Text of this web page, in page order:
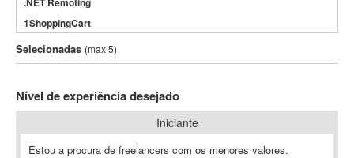
1ShoppingCart
3DS Max
3GSM
802.11
A-GPS
Selecionadas (max 5)
Nível de experiência desejado
Iniciante
Estou a procura de freelancers com os menores valores.